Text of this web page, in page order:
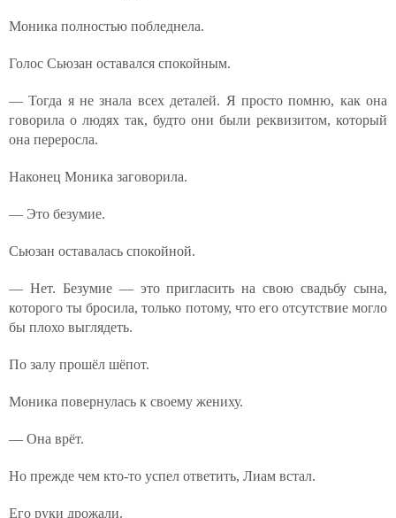
Моника полностью побледнела.
Голос Сьюзан оставался спокойным.
— Тогда я не знала всех деталей. Я просто помню, как она
говорила о людях так, будто они были реквизитом, который
она переросла.
Наконец Моника заговорила.
— Это безумие.
Сьюзан оставалась спокойной.
— Нет. Безумие — это пригласить на свою свадьбу сына,
которого ты бросила, только потому, что его отсутствие могло
бы плохо выглядеть.
По залу прошёл шёпот.
Моника повернулась к своему жениху.
— Она врёт.
Но прежде чем кто-то успел ответить, Лиам встал.
Его руки дрожали.